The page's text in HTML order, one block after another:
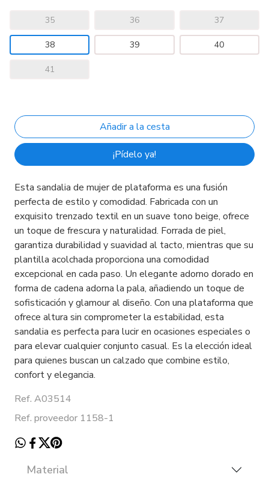
35 36 37
38 39 40
41
¡Pídelo ya!
Esta sandalia de mujer de plataforma es una fusión
perfecta de estilo y comodidad. Fabricada con un
exquisito trenzado textil en un suave tono beige, ofrece
un toque de frescura y naturalidad. Forrada de piel,
garantiza durabilidad y suavidad al tacto, mientras que su
plantilla acolchada proporciona una comodidad
excepcional en cada paso. Un elegante adorno dorado en
forma de cadena adorna la pala, añadiendo un toque de
sofisticación y glamour al diseño. Con una plataforma que
ofrece altura sin comprometer la estabilidad, esta
sandalia es perfecta para lucir en ocasiones especiales o
para elevar cualquier conjunto casual. Es la elección ideal
para quienes buscan un calzado que combine estilo,
confort y elegancia.
Ref. A03514
Ref. proveedor 1158-1
Material